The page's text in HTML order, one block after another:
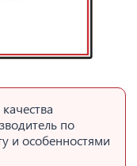
по
и особенностями